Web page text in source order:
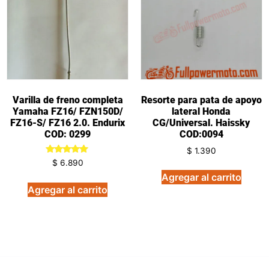
Varilla de freno completa
Yamaha FZ16/ FZN150D/
FZ16-S/ FZ16 2.0. Endurix
COD: 0299
Valorado
en
de 5
$ 6.890
Agregar al carrito
Resorte para pata de apoyo
lateral Honda
CG/Universal. Haissky
COD:0094
$ 1.390
Agregar al carrito